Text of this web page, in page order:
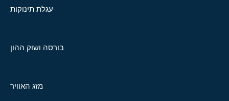
עגלת תינוקות
בורסה ושוק ההון
מזג האוויר